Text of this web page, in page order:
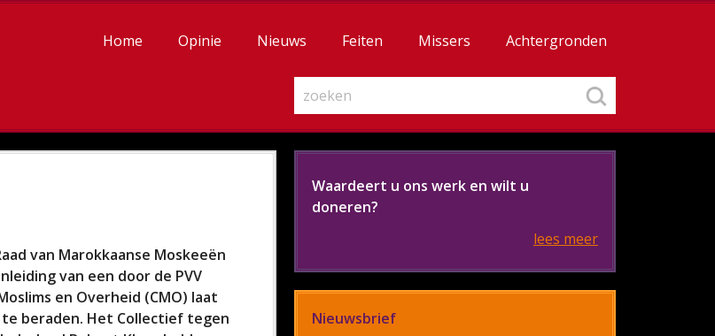
Home Opinie Nieuws Feiten Missers Achtergronden
van Marokkaanse Moskeeën
van een door de PVV
en Overheid (CMO) laat
beraden. Het Collectief tegen
Waardeert u ons werk en wilt u
doneren?
lees meer
Nieuwsbrief